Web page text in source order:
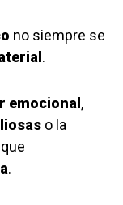
no siempre se
.
emocional ,
o la
que
.